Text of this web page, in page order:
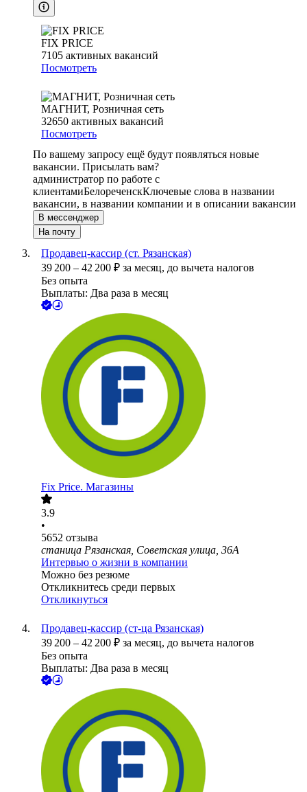
FIX PRICE
7105 активных вакансий
Посмотреть
МАГНИТ, Розничная сеть
32650 активных вакансий
Посмотреть
По вашему запросу ещё будут появляться новые
вакансии. Присылать вам?
администратор по работе с
клиентамиБелореченскКлючевые слова в названии
вакансии, в названии компании и в описании вакансии
В мессенджер
На почту
Продавец-кассир (ст. Рязанская)
39 200 – 42 200 ₽ за месяц, до вычета налогов
Без опыта
Выплаты: Два раза в месяц
Fix Price. Магазины
3.9
•
5652 отзыва
станица Рязанская, Советская улица, 36А
Интервью о жизни в компании
Можно без резюме
Откликнитесь среди первых
Откликнуться
Продавец-кассир (ст-ца Рязанская)
39 200 – 42 200 ₽ за месяц, до вычета налогов
Без опыта
Выплаты: Два раза в месяц